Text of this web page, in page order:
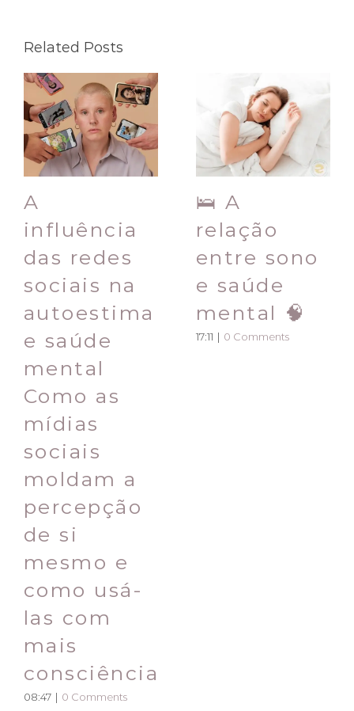
Related Posts
A
influência
das redes
sociais na
autoestima
e saúde
mental
Como as
mídias
sociais
moldam a
percepção
de si
mesmo e
como usá-
las com
mais
consciência
08:47 | 0 Comments
🛌 A
relação
entre sono
e saúde
mental 🧠
17:11 | 0 Comments